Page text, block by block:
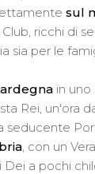
sul
ricchi di
sia per le
in uno
Rei, un'ora
seducente
, con un
a pochi